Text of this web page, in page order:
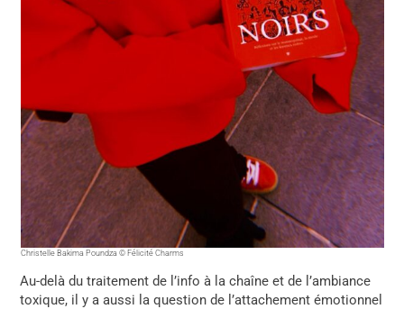
Christelle Bakima Poundza © Félicité Charms
Au-delà du traitement de l’info à la chaîne et de l’ambiance
toxique, il y a aussi la question de l’attachement émotionnel